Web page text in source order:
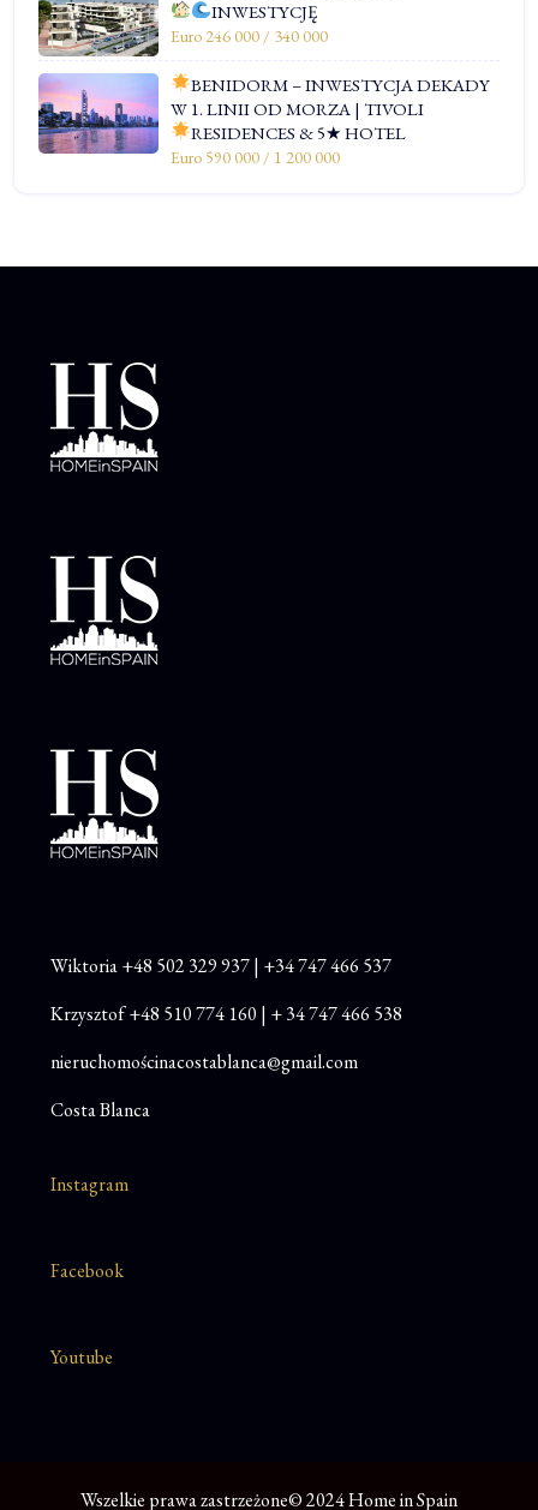
INWESTYCJĘ
Euro 246 000 / 340 000
BENIDORM – INWESTYCJA DEKADY
W 1. LINII OD MORZA | TIVOLI
RESIDENCES & 5★ HOTEL
Euro 590 000 / 1 200 000
Wiktoria+48 502 329 937| +34 747 466 537
Krzysztof+48 510 774 160 | + 34 747 466 538
nieruchomościnacostablanca@gmail.com
Costa Blanca
Instagram
Facebook
Youtube
Wszelkie prawa zastrzeżone© 2024 Home in Spain